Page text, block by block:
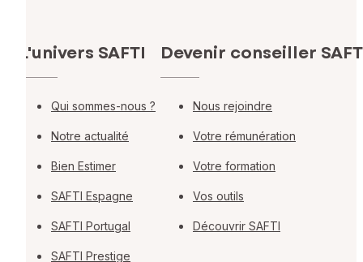
L'univers SAFTI
Qui sommes-nous ?
Notre actualité
Bien Estimer
SAFTI Espagne
SAFTI Portugal
SAFTI Prestige
Devenir conseiller
Nous rejoindre
Votre rémunération
Votre formation
Vos outils
Découvrir SAFTI